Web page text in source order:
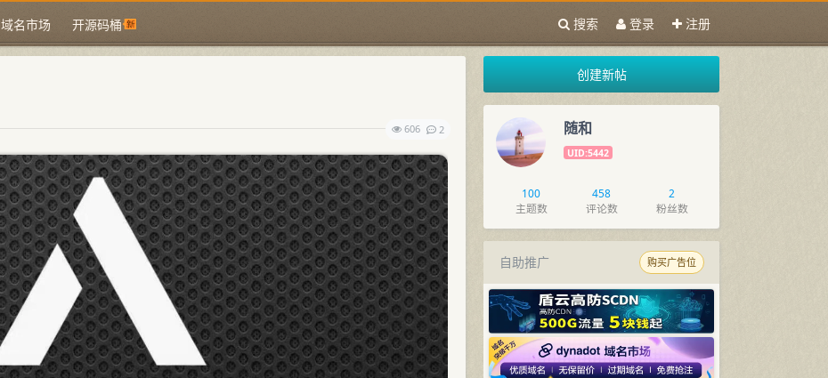
域名市场 开源码桶 搜索 登录 注册
606
2
创建新帖
随和
UID:5442
100
主题数
458
评论数
2
粉丝数
自助推广 购买广告位